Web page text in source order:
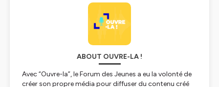
ABOUT OUVRE-LA !
Avec “Ouvre-la”, le Forum des Jeunes a eu la volonté de
créer son propre média pour diffuser du contenu créé